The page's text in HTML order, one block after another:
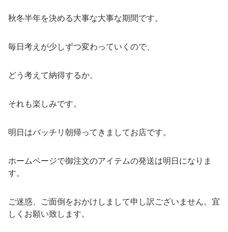
秋冬半年を決める大事な大事な期間です。
毎日考えが少しずつ変わっていくので、
どう考えて納得するか。
それも楽しみです。
明日はバッチリ朝帰ってきましてお店です。
ホームページで御注文のアイテムの発送は明日になりま
す。
ご迷惑、ご面倒をおかけしまして申し訳ございません。宜
しくお願い致します。